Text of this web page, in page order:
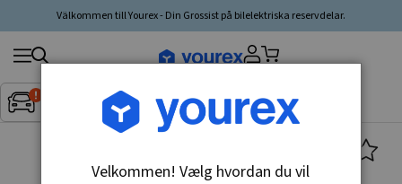
Välkommen till Yourex - Din Grossist på bilelektriska reservdelar.
Inget fordon valt▼
Søg
produkt,
producent,
Velkommen! Vælg hvordan du vil